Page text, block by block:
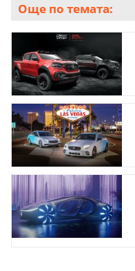
Още по темата: